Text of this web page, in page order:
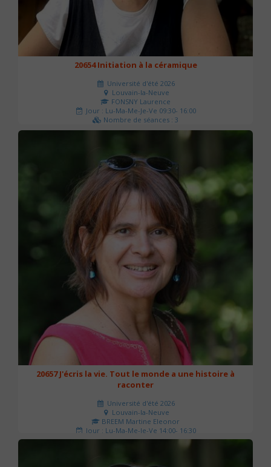
20654 Initiation à la céramique
Université d'été 2026
Louvain-la-Neuve
FONSNY Laurence
Jour : Lu-Ma-Me-Je-Ve 09:30- 16:00
Nombre de séances : 3
190 €
20657 J'écris la vie. Tout le monde a une histoire à
raconter
Université d'été 2026
Louvain-la-Neuve
BREEM Martine Eleonor
Jour : Lu-Ma-Me-Je-Ve 14:00- 16:30
Nombre de séances : 3